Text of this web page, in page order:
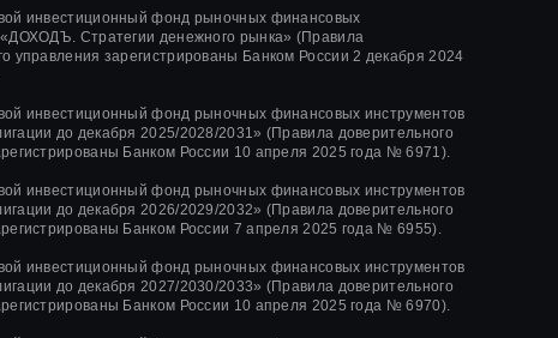
инвестиционный фонд рыночных финансовых
Стратегии денежного рынка» (Правила
управления зарегистрированы Банком России 2 декабря 2024
инвестиционный фонд рыночных финансовых инструментов
до декабря 2025/2028/2031» (Правила доверительного
Банком России 10 апреля 2025 года № 6971).
инвестиционный фонд рыночных финансовых инструментов
до декабря 2026/2029/2032» (Правила доверительного
Банком России 7 апреля 2025 года № 6955).
инвестиционный фонд рыночных финансовых инструментов
до декабря 2027/2030/2033» (Правила доверительного
Банком России 10 апреля 2025 года № 6970).